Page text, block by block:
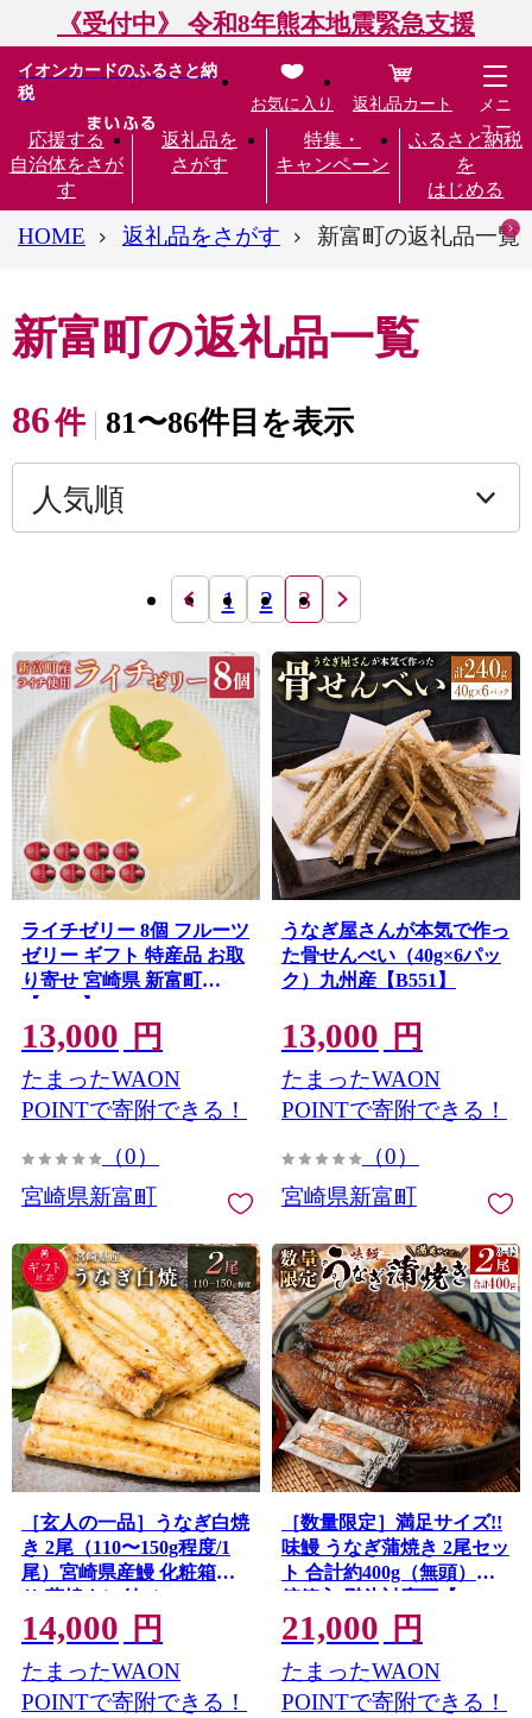
《受付中》 令和8年熊本地震緊急支援
イオンカードのふるさと納
税
応援する
自治体をさが
す
返礼品を
さがす
特集・
キャンペーン
ふるさと納税
を
はじめる
お気に入り 返礼品カート
メニ
ュー
HOME 返礼品をさがす 新富町の返礼品一覧
新富町の返礼品一覧
86件 81〜86件目を表示
1 2 3
ライチゼリー 8個 フルーツ
ゼリー ギフト 特産品 お取
り寄せ 宮崎県 新富町
【B453】
13,000 円
たまったWAON
POINTで寄附できる！
（0）
宮崎県新富町
うなぎ屋さんが本気で作っ
た骨せんべい（40g×6パッ
ク）九州産【B551】
13,000 円
たまったWAON
POINTで寄附できる！
（0）
宮崎県新富町
［玄人の一品］うなぎ白焼
き 2尾（110〜150g程度/1
尾）宮崎県産鰻 化粧箱入
り 蒲焼タレ付（50ml×1
本）【A2】
14,000 円
たまったWAON
POINTで寄附できる！
［数量限定］満足サイズ!!
味鰻 うなぎ蒲焼き 2尾セッ
ト 合計約400g（無頭）化
粧箱入 熨斗対応可【C421-
2311】
21,000 円
たまったWAON
POINTで寄附できる！